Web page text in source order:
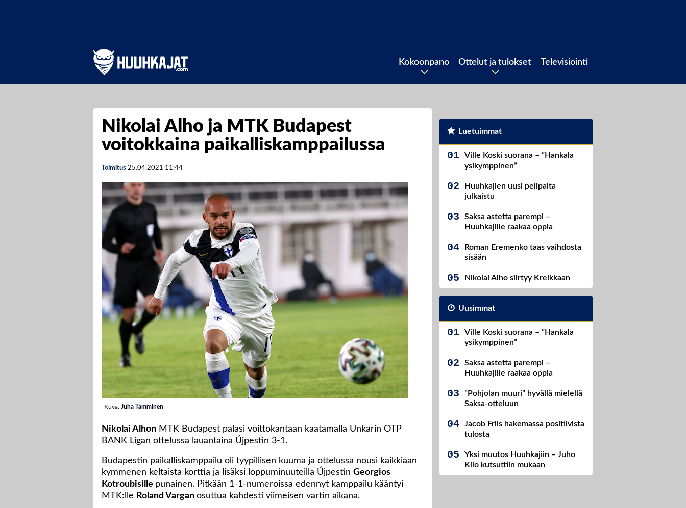
Kokoonpano Ottelut ja tulokset Televisiointi
Nikolai Alho ja MTK Budapest
voitokkaina paikalliskamppailussa
Toimitus 25.04.2021 11:44
Kuva: Juha Tamminen
Nikolai Alhon MTK Budapest palasi voittokantaan kaatamalla Unkarin OTP
BANK Ligan ottelussa lauantaina Újpestin 3-1.
Budapestin paikalliskamppailu oli tyypillisen kuuma ja ottelussa nousi kaikkiaan
kymmenen keltaista korttia ja lisäksi loppuminuuteilla Újpestin Georgios
Kotroubisille punainen. Pitkään 1-1-numeroissa edennyt kamppailu kääntyi
MTK:lle Roland Vargan osuttua kahdesti viimeisen vartin aikana.
Luetuimmat
Ville Koski suorana – ”Hankala
ysikymppinen”
Huuhkajien uusi pelipaita
julkaistu
Saksa astetta parempi –
Huuhkajille raakaa oppia
Roman Eremenko taas vaihdosta
sisään
Nikolai Alho siirtyy Kreikkaan
Uusimmat
Ville Koski suorana – ”Hankala
ysikymppinen”
Saksa astetta parempi –
Huuhkajille raakaa oppia
”Pohjolan muuri” hyvällä mielellä
Saksa-otteluun
Jacob Friis hakemassa positiivista
tulosta
Yksi muutos Huuhkajiin – Juho
Kilo kutsuttiin mukaan